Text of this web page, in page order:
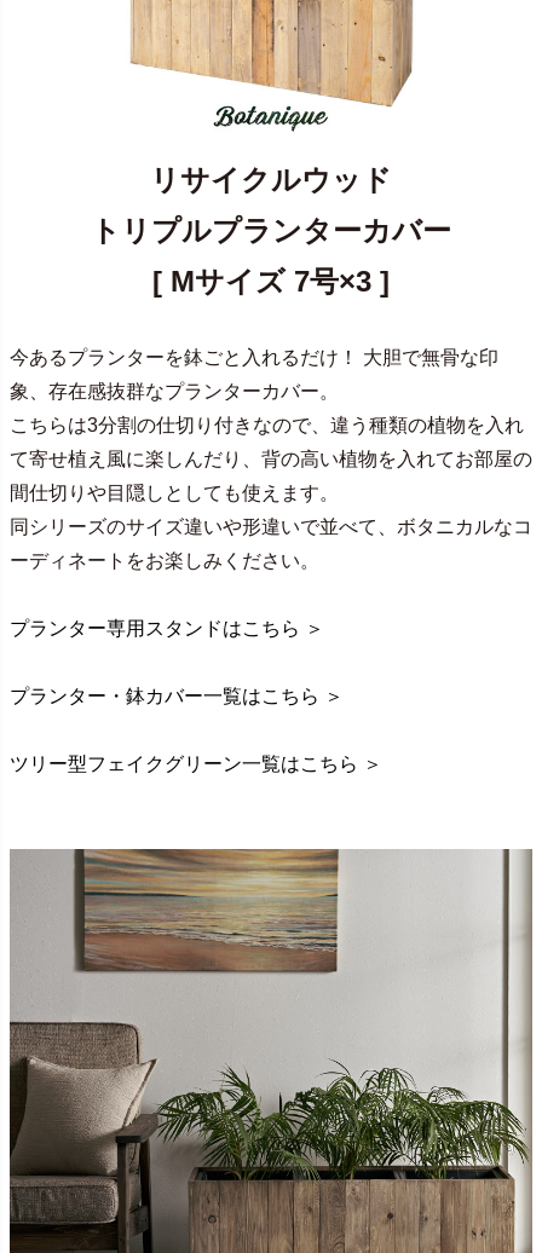
リサイクルウッド
トリプルプランターカバー
[ Mサイズ 7号×3 ]
今あるプランターを鉢ごと入れるだけ！ 大胆で無骨な印
象、存在感抜群なプランターカバー。
こちらは3分割の仕切り付きなので、違う種類の植物を入れ
て寄せ植え風に楽しんだり、背の高い植物を入れてお部屋の
間仕切りや目隠しとしても使えます。
同シリーズのサイズ違いや形違いで並べて、ボタニカルなコ
ーディネートをお楽しみください。
プランター専用スタンドはこちら ＞
プランター・鉢カバー一覧はこちら ＞
ツリー型フェイクグリーン一覧はこちら ＞